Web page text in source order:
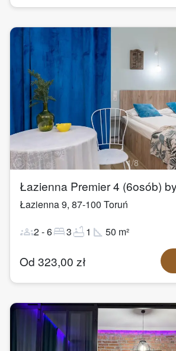
1/8
Łazienna Premier 4 (6osób)
Łazienna 9, 87-100 Toruń
groups2-6bed3bathtub1 square_foot 50 m²
Od 323,00 zł